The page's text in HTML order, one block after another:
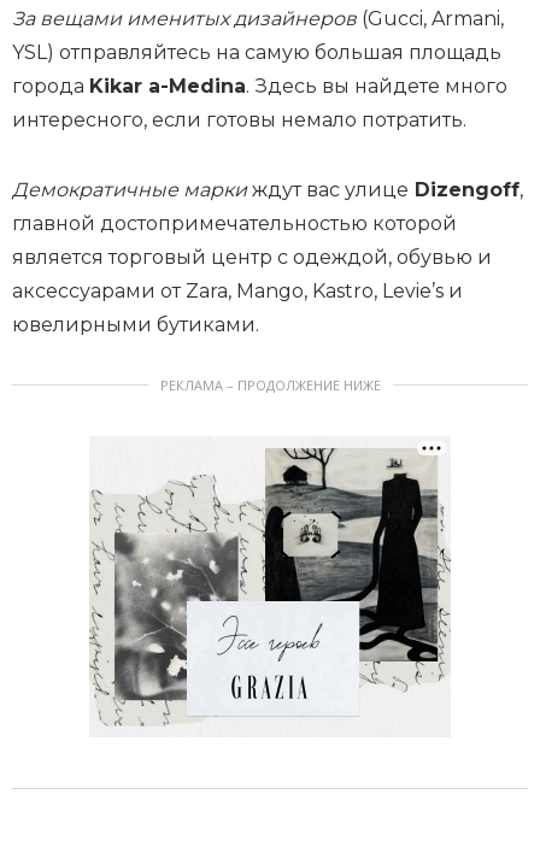
За вещами именитых дизайнеров (Gucci, Armani,
YSL) отправляйтесь на самую большая площадь
города Kikar a-Medina. Здесь вы найдете много
интересного, если готовы немало потратить.
Демократичные маркиждут вас улице Dizengoff,
главной достопримечательностью которой
является торговый центр с одеждой, обувью и
аксессуарами от Zara, Mango, Kastro, Levie’s и
ювелирными бутиками.
РЕКЛАМА – ПРОДОЛЖЕНИЕ НИЖЕ